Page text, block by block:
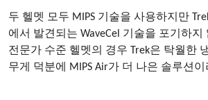
두 헬멧 모두 MIPS 기술을 사용하지만
에서 발견되는 WaveCel 기술을 포기하
전문가 수준 헬멧의 경우 Trek은 탁월한
무게 덕분에 MIPS Air가 더 나은 솔루션